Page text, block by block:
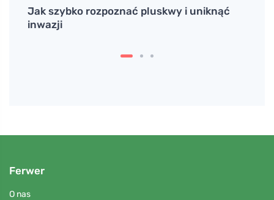
Jak szybko rozpoznać pluskwy i uniknąć
inwazji
Ferwer
O nas